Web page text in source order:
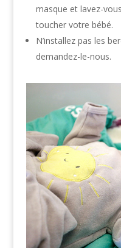
masque et lavez-
toucher votre bébé.
N’installez pas les
demandez-le-nous.